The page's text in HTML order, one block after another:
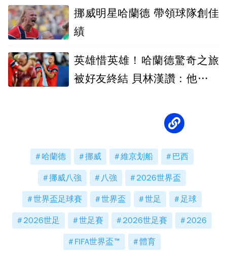
挪威明星哈蘭德 帶領球隊創佳
績
英雄惜英雄！哈蘭德驚奇之旅
被好友終結 貝林漢讚：他是最
哈蘭德 挪威 維京划船 巴西
挪威八強 八強 2026世界盃
世界盃足球賽 世界盃 世足 足球
2026世足 世足賽 2026世足賽 2026
FIFA世界盃™ 體育